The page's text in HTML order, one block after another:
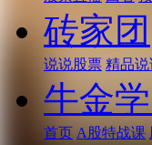
砖家团
说说股票 精品说
牛金
首页 A股特战课